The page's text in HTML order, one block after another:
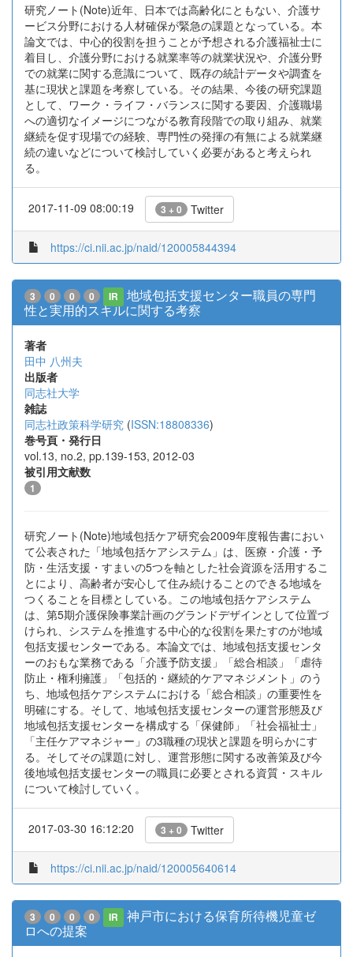
研究ノート(Note)近年、日本では高齢化にともない、介護サ
ービス分野における人材確保が緊急の課題となっている。本
論文では、中心的役割を担うことが予想される介護福祉士に
着目し、介護分野における就業率等の就業状況や、介護分野
での就業に関する意識について、既存の統計データや調査を
基に現状と課題を考察している。その結果、今後の研究課題
として、ワーク・ライフ・バランスに関する要因、介護職場
への適切なイメージにつながる教育段階での取り組み、就業
継続を促す現場での経験、専門性の発揮の有無による就業継
続の違いなどについて検討していく必要があると考えられ
る。
2017-11-09 08:00:19 3 + 0 Twitter
https://ci.nii.ac.jp/naid/120005844394
3 0 0 0 IR
地域包括支援センター職員の専門
性と実用的スキルに関する考察
著者
田中 八州夫
出版者
同志社大学
雑誌
同志社政策科学研究 (ISSN:18808336)
巻号頁・発行日
vol.13, no.2, pp.139-153, 2012-03
被引用文献数
1
研究ノート(Note)地域包括ケア研究会2009年度報告書におい
て公表された「地域包括ケアシステム」は、医療・介護・予
防・生活支援・すまいの5つを軸とした社会資源を活用するこ
とにより、高齢者が安心して住み続けることのできる地域を
つくることを目標としている。この地域包括ケアシステム
は、第5期介護保険事業計画のグランドデザインとして位置づ
けられ、システムを推進する中心的な役割を果たすのが地域
包括支援センターである。本論文では、地域包括支援センタ
ーのおもな業務である「介護予防支援」「総合相談」「虐待
防止・権利擁護」「包括的・継続的ケアマネジメント」のう
ち、地域包括ケアシステムにおける「総合相談」の重要性を
明確にする。そして、地域包括支援センターの運営形態及び
地域包括支援センターを構成する「保健師」「社会福祉士」
「主任ケアマネジャー」の3職種の現状と課題を明らかにす
る。そしてその課題に対し、運営形態に関する改善策及び今
後地域包括支援センターの職員に必要とされる資質・スキル
について検討していく。
2017-03-30 16:12:20 3 + 0 Twitter
https://ci.nii.ac.jp/naid/120005640614
3 0 0 0 IR
神戸市における保育所待機児童ゼ
ロへの提案